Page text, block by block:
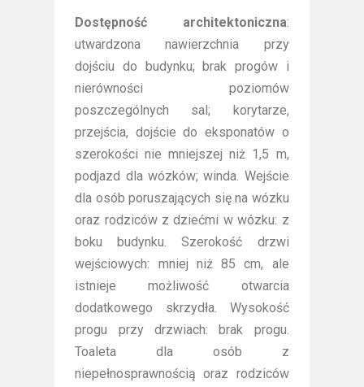
Dostępność architektoniczna:
utwardzona nawierzchnia przy
dojściu do budynku; brak progów i
nierówności poziomów
poszczególnych sal; korytarze,
przejścia, dojście do eksponatów o
szerokości nie mniejszej niż 1,5 m,
podjazd dla wózków; winda. Wejście
dla osób poruszających się na wózku
oraz rodziców z dziećmi w wózku: z
boku budynku. Szerokość drzwi
wejściowych: mniej niż 85 cm, ale
istnieje możliwość otwarcia
dodatkowego skrzydła. Wysokość
progu przy drzwiach: brak progu.
Toaleta dla osób z
niepełnosprawnością oraz rodziców